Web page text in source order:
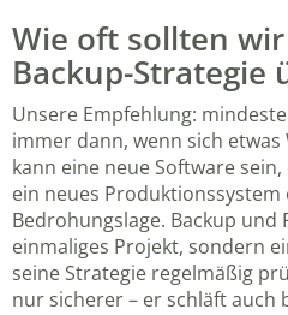
Wie oft sollten
Backup-Strategie
Unsere Empfehlung:
immer dann, wenn sich
kann eine neue Software
ein neues
Bedrohungslage. Backup und
einmaliges Projekt, sondern
seine Strategie regelmäßig
nur sicherer – er schläft auch